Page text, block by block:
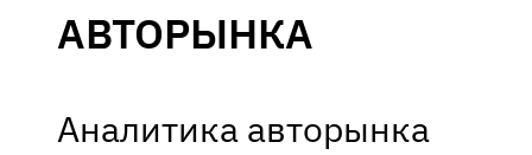
АВТОРЫНКА
Аналитика авторынка